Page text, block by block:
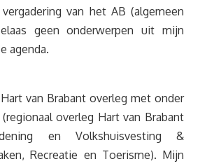
van het AB (algemeen
geen onderwerpen uit mijn
agenda.
van Brabant overleg met onder
overleg Hart van Brabant
en Volkshuisvesting &
Recreatie en Toerisme). Mijn